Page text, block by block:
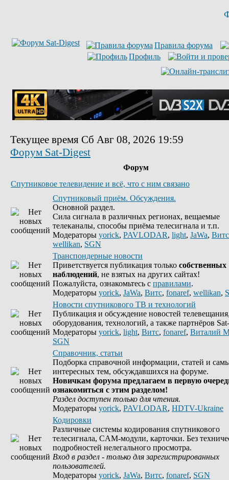
Правила форума
Профиль
Текущее время Сб Авг 08, 2026 19:59
Форум Sat-Digest
Форум
Спутниковое телевидение и всё, что с ним связано
Спутниковый приём. Обсуждения.
Основной раздел.
Сила сигнала в различных регионах, вещаемые
телеканалы, способы приёма телесигнала и т.п.
Модераторы yorick, PAVLODAR, light, JaWa, Витс
wellikan, SGN
Транспондерные новости
Приветствуется публикация только собственных
наблюдений, не взятых на других сайтах!
Пожалуйста, ознакомьтесь с правилами.
Модераторы yorick, JaWa, Витс, fonaref, wellikan,
Новости спутникового ТВ и технологий
Публикация и обсуждение новостей
оборудования, технологий, а также партнёров
Модераторы yorick, light, Витс, fonaref, Виталий
SGN
Справочник, статьи
Подборка справочной информации, статей и
интересных тем, обсуждавшихся на форуме.
Новичкам форума предлагаем в первую
ознакомиться с этим разделом!
Раздел доступен только для чтения.
Модераторы yorick, PAVLODAR, HDTV-Ukraine
Кодировки
Различные системы кодирования спутникового
телесигнала, CAM-модули, карточки. Без
подробностей нелегального просмотра.
Вход в раздел - только для зарегистрированных
пользователей.
Модераторы yorick, JaWa, Витс, fonaref, SGN